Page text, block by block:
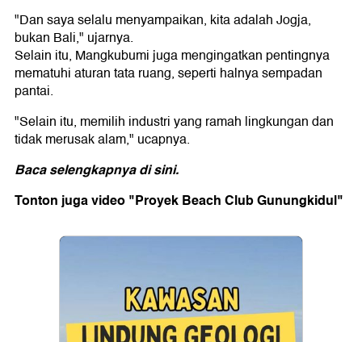
"Dan saya selalu menyampaikan, kita adalah Jogja,
bukan Bali," ujarnya.
Selain itu, Mangkubumi juga mengingatkan pentingnya
mematuhi aturan tata ruang, seperti halnya sempadan
pantai.
"Selain itu, memilih industri yang ramah lingkungan dan
tidak merusak alam," ucapnya.
Baca selengkapnyadi sini.
Tonton juga video "Proyek Beach Club Gunungkidul"